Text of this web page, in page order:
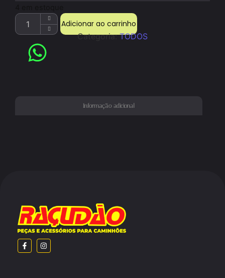
Adicionar ao carrinho
Categoria:TODOS
Informação adicional